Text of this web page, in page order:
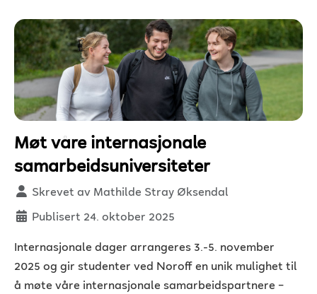
Møt våre internasjonale
samarbeidsuniversiteter
Detaljer
Skrevet av Mathilde Stray Øksendal
Publisert 24. oktober 2025
Internasjonale dager arrangeres 3.-5. november
2025 og gir studenter ved Noroff en unik mulighet til
å møte våre internasjonale samarbeidspartnere –